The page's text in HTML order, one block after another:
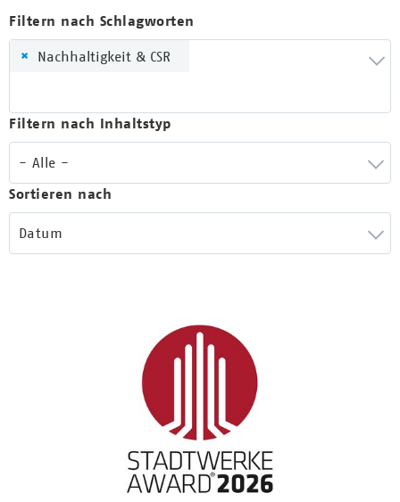
Filtern nach Schlagworten
× Nachhaltigkeit & CSR
Filtern nach Inhaltstyp
- Alle -
Sortieren nach
Datum